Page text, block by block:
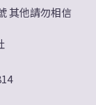
其他請勿相信